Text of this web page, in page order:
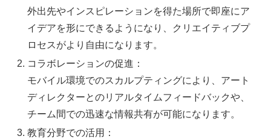
外出先やインスピレーションを得た場所で即座にア
イデアを形にできるようになり、クリエイティブプ
ロセスがより自由になります。
コラボレーションの促進：
モバイル環境でのスカルプティングにより、アート
ディレクターとのリアルタイムフィードバックや、
チーム間での迅速な情報共有が可能になります。
教育分野での活用：